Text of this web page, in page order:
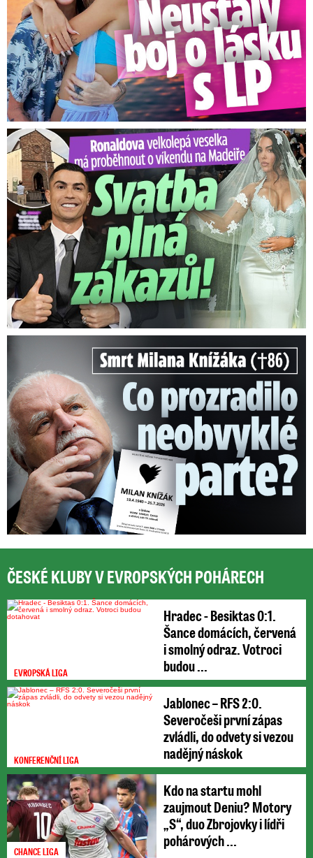
Ronaldova velkolepá veselka na Madeiře: Svatba plná zákazů!
Smrt Milana Knížáka (†86): Co prozradilo neobvyklé parte?
ČESKÉ KLUBY V EVROPSKÝCH POHÁRECH
EVROPSKÁ LIGA
Hradec - Besiktas 0:1.
Šance domácích, červená
i smolný odraz. Votroci
budou ...
KONFERENČNÍ LIGA
Jablonec – RFS 2:0.
Severočeši první zápas
zvládli, do odvety si vezou
nadějný náskok
CHANCE LIGA
Kdo na startu mohl
zaujmout Deniu? Motory
„S“, duo Zbrojovky i lídři
pohárových ...